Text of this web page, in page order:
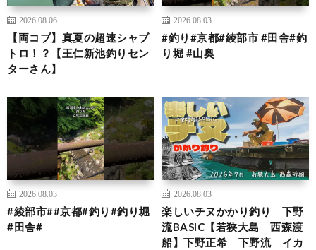
2026.08.06
【両コブ】真夏の超速シャブ
トロ！？【王仁新池釣りセン
ターさん】
2026.08.03
#釣り#京都#綾部市 #田舎#釣
り堀 #山奥
2026.08.03
#綾部市##京都#釣り#釣り堀
#田舎#
2026.08.03
楽しいチヌかかり釣り 下野
流BASIC【若狭大島 西森渡
船】下野正希 下野流 イカ